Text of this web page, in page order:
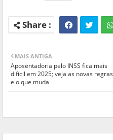
MAIS ANTIGA
Aposentadoria pelo INSS fica mais
difícil em 2025; veja as novas regras
e o que muda